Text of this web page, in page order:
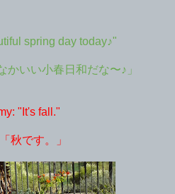
spring day today♪"
かいい小春日和だな〜♪」
"It's fall."
秋です。」